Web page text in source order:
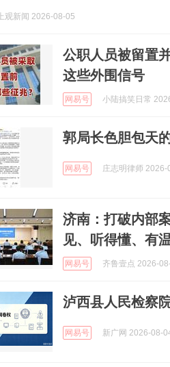
上观新闻 2026-08-05
公职人员被留置
这些外围信号
网易号 小陆搞笑日常
郭局长色胆包天
网易号 庄志明律师 2026-
济南：打破内部
见、听得懂、有
网易号 齐鲁壹点 2026-
泸西县人民检察
网易号 新广网 2026-08-